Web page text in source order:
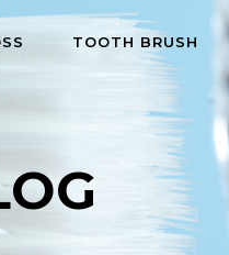
TOOTH BRUSH